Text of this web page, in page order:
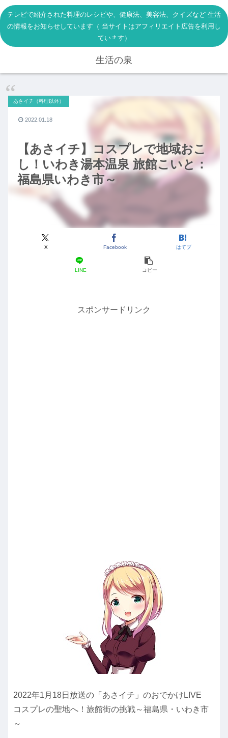
テレビで紹介された料理のレシピや、健康法、美容法、クイズなど 生活
の情報をお知らせしています（ 当サイトはアフィリエイト広告を利用し
ています）
生活の泉
【あさイチ】コスプレで地域おこ
し！いわき湯本温泉 旅館こいと：
福島県いわき市～
あさイチ（料理以外）
X Facebook はてブ
LINE コピー
2022.01.18
スポンサードリンク
2022年1月18日放送の「あさイチ」のおでかけLIVE
コスプレの聖地へ！旅館街の挑戦～福島県・いわき市
～